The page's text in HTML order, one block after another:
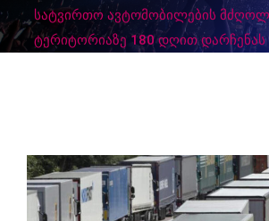
სატვირთო ავტომობილების
ტერიტორიაზე 180 დღით დარჩენას